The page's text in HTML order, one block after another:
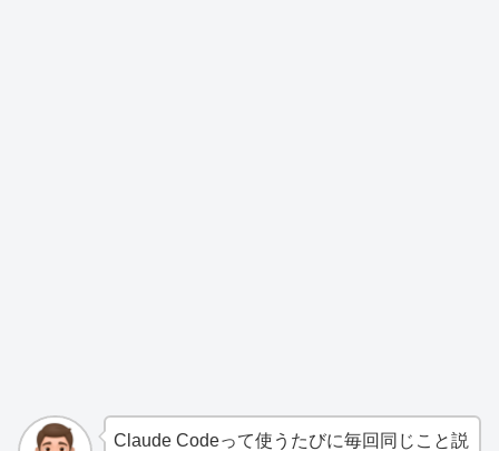
Claude Codeって使うたびに毎回同じこと説